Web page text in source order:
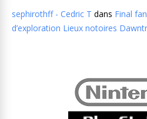
sephirothff - Cedric T dans Final
d’exploration Lieux notoires